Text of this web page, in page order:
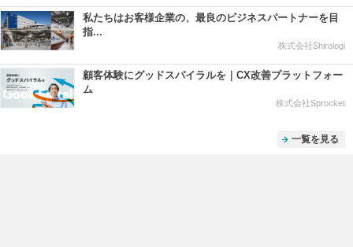
私たちはお客様企業の、最良のビジネスパートナーを目
指...
株式会社Shirologi
顧客体験にグッドスパイラルを｜CX改善プラットフォー
ム
株式会社Sprocket
一覧を見る